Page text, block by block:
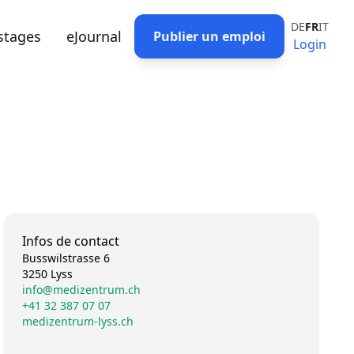
eJournal Publier un emploi
DEFRIT
Login
Infos de contact
Busswilstrasse 6
3250 Lyss
info@medizentrum.ch
+41 32 387 07 07
medizentrum-lyss.ch